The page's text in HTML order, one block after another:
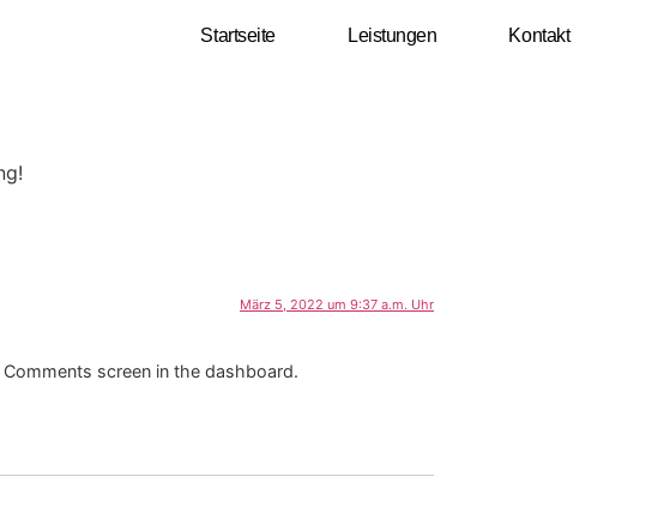
Startseite Leistungen Kontakt
März 5, 2022 um 9:37 a.m. Uhr
screen in the dashboard.